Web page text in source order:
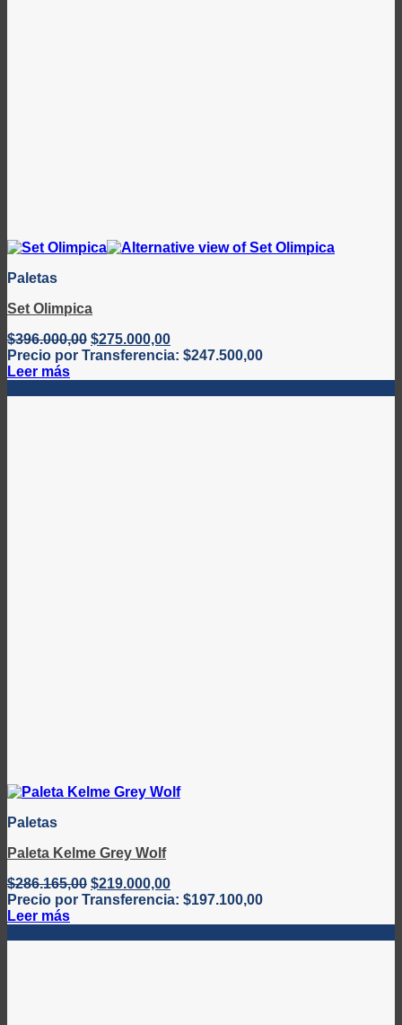
Paletas
Set Olimpica
$396.000,00 El
precio
$275.000,00El
precio
Precio por Transferencia: $247.500,00
Leer más
Paletas
Paleta Kelme Grey Wolf
$286.165,00 El
precio
$219.000,00El
precio
Precio por Transferencia: $197.100,00
Leer más